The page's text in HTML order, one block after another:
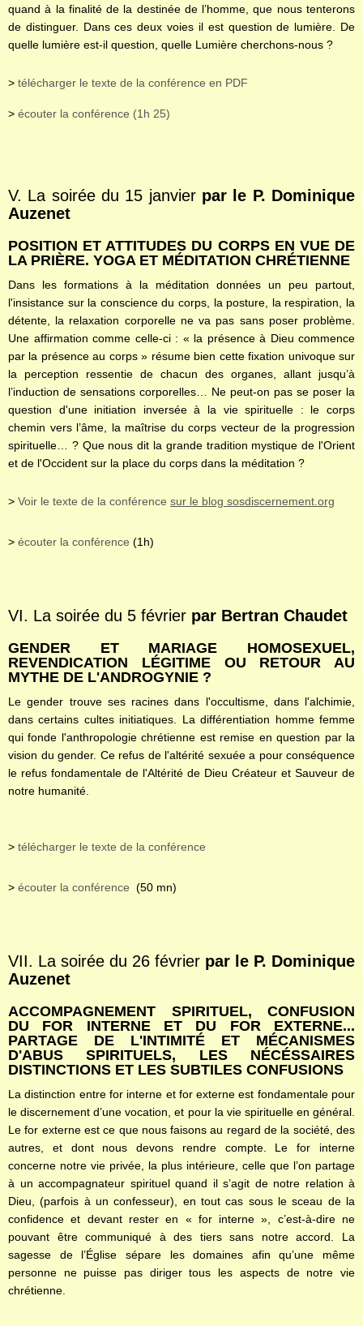
quand à la finalité de la destinée de l’homme, que nous tenterons
de distinguer. Dans ces deux voies il est question de lumière. De
quelle lumière est-il question, quelle Lumière cherchons-nous ?
> télécharger le texte de la conférence en PDF
> écouter la conférence (1h 25)
V. La soirée du 15 janvier par le P. Dominique
Auzenet
POSITION ET ATTITUDES DU CORPS EN VUE DE
LA PRIÈRE. YOGA ET MÉDITATION CHRÉTIENNE
Dans les formations à la méditation données un peu partout,
l'insistance sur la conscience du corps, la posture, la respiration, la
détente, la relaxation corporelle ne va pas sans poser problème.
Une affirmation comme celle-ci : « la présence à Dieu commence
par la présence au corps » résume bien cette fixation univoque sur
la perception ressentie de chacun des organes, allant jusqu’à
l’induction de sensations corporelles… Ne peut-on pas se poser la
question d'une initiation inversée à la vie spirituelle : le corps
chemin vers l’âme, la maîtrise du corps vecteur de la progression
spirituelle… ? Que nous dit la grande tradition mystique de l'Orient
et de l'Occident sur la place du corps dans la méditation ?
> Voir le texte de la conférence sur le blog sosdiscernement.org
> écouter la conférence (1h)
VI. La soirée du 5 février par Bertran Chaudet
GENDER ET MARIAGE HOMOSEXUEL,
REVENDICATION LÉGITIME OU RETOUR AU
MYTHE DE L'ANDROGYNIE ?
Le gender trouve ses racines dans l'occultisme, dans l'alchimie,
dans certains cultes initiatiques. La différentiation homme femme
qui fonde l'anthropologie chrétienne est remise en question par la
vision du gender. Ce refus de l'altérité sexuée a pour conséquence
le refus fondamentale de l'Altérité de Dieu Créateur et Sauveur de
notre humanité.
> télécharger le texte de la conférence
> écouter la conférence (50 mn)
VII. La soirée du 26 février par le P. Dominique
Auzenet
ACCOMPAGNEMENT SPIRITUEL, CONFUSION
DU FOR INTERNE ET DU FOR EXTERNE...
PARTAGE DE L'INTIMITÉ ET MÉCANISMES
D'ABUS SPIRITUELS, LES NÉCÉSSAIRES
DISTINCTIONS ET LES SUBTILES CONFUSIONS
La distinction entre for interne et for externe est fondamentale pour
le discernement d’une vocation, et pour la vie spirituelle en général.
Le for externe est ce que nous faisons au regard de la société, des
autres, et dont nous devons rendre compte. Le for interne
concerne notre vie privée, la plus intérieure, celle que l’on partage
à un accompagnateur spirituel quand il s’agit de notre relation à
Dieu, (parfois à un confesseur), en tout cas sous le sceau de la
confidence et devant rester en « for interne », c’est-à-dire ne
pouvant être communiqué à des tiers sans notre accord. La
sagesse de l’Église sépare les domaines afin qu’une même
personne ne puisse pas diriger tous les aspects de notre vie
chrétienne.